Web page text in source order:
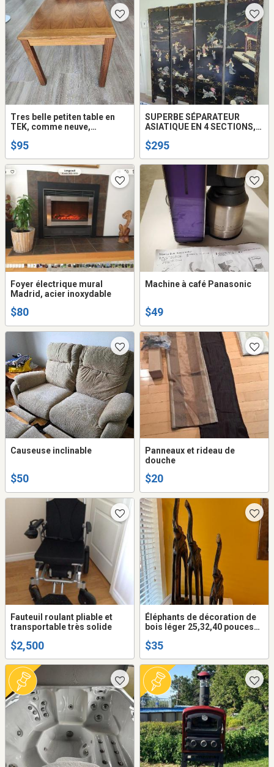
Tres belle petiten table en
TEK, comme neuve,
$95
SUPERBE SÉPARATEUR
ASIATIQUE EN 4 SECTIONS,
295$
$295
Foyer électrique mural
Madrid, acier inoxydable
$80
Machine à café Panasonic
$49
Causeuse inclinable
$50
Panneaux et rideau de
douche
$20
Fauteuil roulant pliable et
transportable très solide
$2,500
Éléphants de décoration de
bois léger 25,32,40 pouces
$35